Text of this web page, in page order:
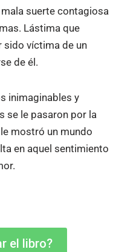
suerte contagiosa
Lástima que
sido víctima de un
de él.
inimaginables y
se le pasaron por la
mostró un mundo
en aquel sentimiento
el libro?